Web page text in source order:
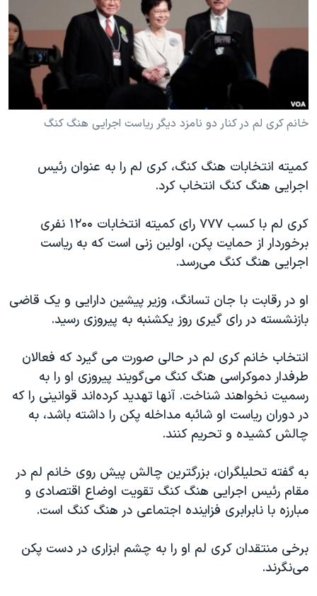
فرهنگ و زندگی
حقوق شهروندی
اقتصادی
علم و فناوری
آرشیو پخش زنده
انتخابات ریاست جمهوری آمریکا ۲۰۲۴
حمله جمهوری اسلامی به اسرائیل
رمز مهسا
مجموعه مستندهای دادخواهی
تریبونال مردمی آبان ۹۸
دادگاه حمید نوری
چهل سال گروگان‌گیری
قانون شفافیت دارائی کادر رهبری ایران
اعتراضات مردمی آبان ۹۸
اسرائیل در جنگ
همایش محافظه‌کاران آمریکا «سی‌پک»
صفحه‌های ویژه
سفر پرزیدنت ترامپ به چین
زبانهای مختلف
خانم کری لم در کنار دو نامزد دیگر ریاست اجرایی هنگ کنگ
کمیته انتخابات هنگ کنگ، کری لم را به عنوان رئیس
اجرایی هنگ کنگ انتخاب کرد.
کری لم با کسب ۷۷۷ رای کمیته انتخابات ۱۲۰۰ نفری
برخوردار از حمایت پکن، اولین زنی است که به ریاست
اجرایی هنگ کنگ می‌رسد.
او در رقابت با جان تسانگ، وزیر پیشین دارایی و یک قاضی
بازنشسته در رای گیری روز یکشنبه به پیروزی رسید.
انتخاب خانم کری لم در حالی صورت می گیرد که فعالان
طرفدار دموکراسی هنگ کنگ می‌گویند پیروزی او را به
رسمیت نخواهند شناخت. آنها تهدید کرده‌اند قوانینی را که
در دوران ریاست او شائبه مداخله پکن را داشته باشد، به
چالش کشیده و تحریم کنند.
به گفته تحلیلگران، بزرگترین چالش پیش روی خانم لم در
مقام رئیس اجرایی هنگ کنگ تقویت اوضاع اقتصادی و
مبارزه با نابرابری فزاینده اجتماعی در هنگ کنگ است.
برخی منتقدان کری لم او را به چشم ابزاری در دست پکن
می‌نگرند.